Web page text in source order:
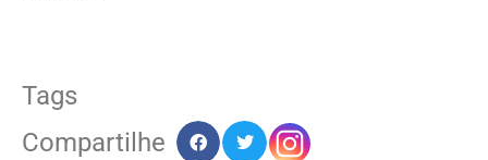
Tags
Compartilhe